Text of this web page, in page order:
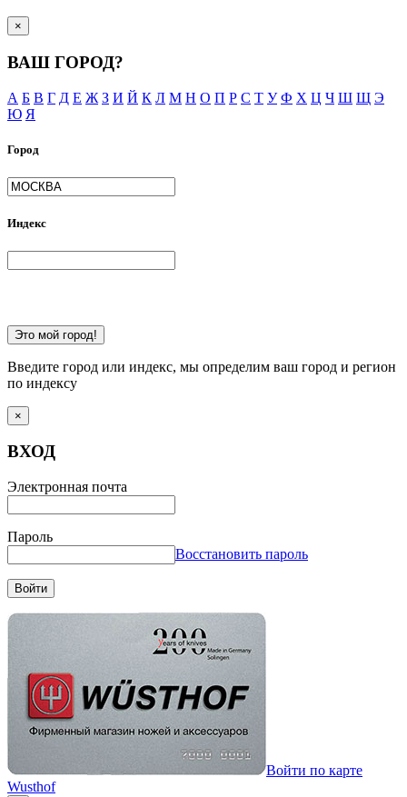
×
ВАШ ГОРОД?
А Б В Г Д Е Ж З И Й К Л М Н О П Р С Т У Ф Х Ц Ч Ш Щ Э
Ю Я
Город
Индекс
Это мой город!
Введите город или индекс, мы определим ваш город и регион
по индексу
×
ВХОД
Электронная почта
Пароль
Восстановить пароль
Войти
Войти по карте
Wusthof